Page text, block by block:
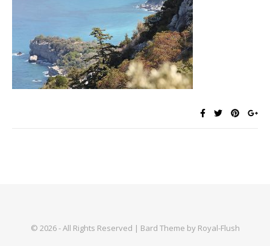
© 2026 - All Rights Reserved | Bard Theme by Royal-Flush